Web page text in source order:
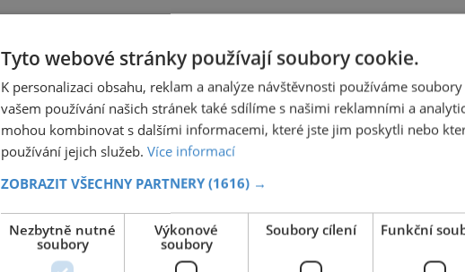
Tyto webové stránky používají soubory cookie.
K personalizaci obsahu, reklam a analýze návštěvnosti používáme
vašem používání našich stránek také sdílíme s našimi reklamními a
mohou kombinovat s dalšími informacemi, které jste jim poskytli nebo
používání jejich služeb. Více informací
ZOBRAZIT VŠECHNY PARTNERY (1616) →
Nezbytně nutné
soubory
Výkonové
soubory
Soubory cílení Funkční